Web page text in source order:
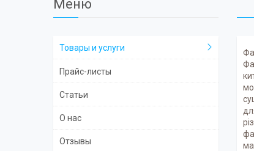
Товары и услуги
Прайс-листы
Статьи
О нас
Отзывы